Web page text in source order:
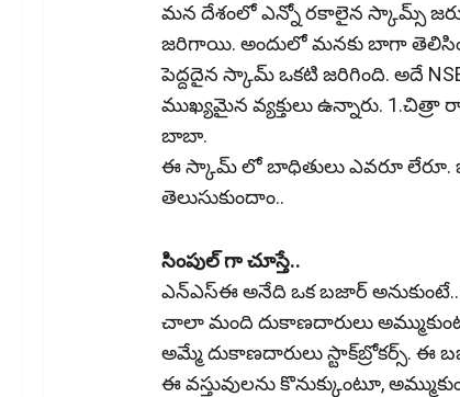
మన దేశంలో ఎన్నో రకాలైన స్కామ్స్
జరిగాయి. అందులో మనకు బాగా
పెద్దదైన స్కామ్ ఒకటి జరిగింది. అదే
ముఖ్యమైన వ్యక్తులు ఉన్నారు.
బాబా.
ఈ స్కామ్ లో బాధితులు ఎవరూ
తెలుసుకుందాం..
సింపుల్ గా చూస్తే..
ఎన్ఎస్ఈ అనేది ఒక బ‌జార్ అనుకుంటే.. ఆ
చాలా మంది దుకాణ‌దారులు
అమ్మే దుకాణ‌దారులు స్టాక్‌బ్రోక‌ర్స్‌.
ఈ వ‌స్తువుల‌ను కొనుక్కుంటూ,